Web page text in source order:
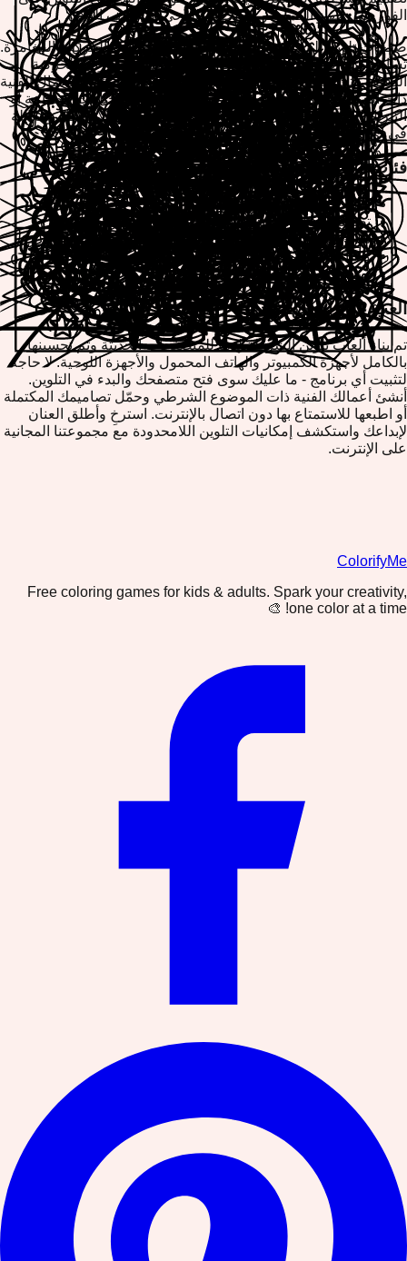
الفور على جهاز الكمبيوتر أو الجهاز اللوحي أو الهاتف الذكي.
صفحات تلوين الشرطة مثالية للأطفال الذين يحبون الحركة والمغامرة.
تساعد هذه الألعاب الإبداعية للتلوين على تطوير المهارات الحركية
الدقيقة وتشجيع الخيال وتوفير طريقة مريحة للاستمتاع بالأعمال الفنية
ذات الموضوع المحدد. مع أدواتنا سهلة الاستخدام وخيارات الطباعة أو
التنزيل الفورية، يمكنك حفظ روائعك ومشاركتها مع الأصدقاء والعائلة
في أي وقت وفي أي مكان.
فئات فرعية شهيرة لتلوين الشرطة
صفحات تلوين ضابط الشرطة
تصاميم سيارات الشرطة والمركبات
تلوين شارة الشرطة والزي الموحد
مشاهد حركة إنفاذ القانون
مركز الشرطة والأبطال المجتمعيون
العب على أي جهاز
تم بناء ألعاب تلوين الشرطة لدينا للمتصفحات الحديثة وتم تحسينها
بالكامل لأجهزة الكمبيوتر والهاتف المحمول والأجهزة اللوحية. لا حاجة
لتثبيت أي برنامج - ما عليك سوى فتح متصفحك والبدء في التلوين.
أنشئ أعمالك الفنية ذات الموضوع الشرطي وحمّل تصاميمك المكتملة
أو اطبعها للاستمتاع بها دون اتصال بالإنترنت. استرخِ وأطلق العنان
لإبداعك واستكشف إمكانيات التلوين اللامحدودة مع مجموعتنا المجانية
على الإنترنت.
ColorifyMe
Free coloring games for kids & adults. Spark your creativity,
one color at a time! 🎨